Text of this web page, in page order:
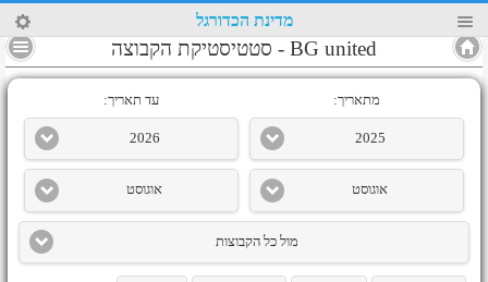
25 מדינת הכדורגל
BG united
- סטטיסטיקת הקבוצה
מתאריך:
2025
אוגוסט
עד תאריך:
2026
אוגוסט
מול כל הקבוצות
4